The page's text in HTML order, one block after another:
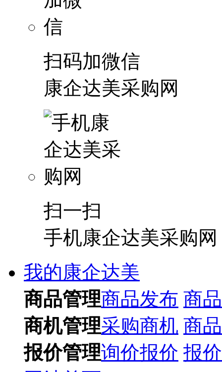
扫码加微信
康企达美采购网
扫一扫
手机康企达美采购网
我的康企达美
商品管理商品发布 商
商机管理采购商机 商
报价管理询价报价 报